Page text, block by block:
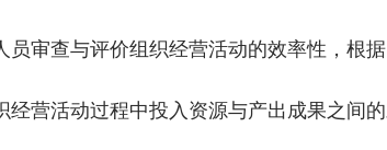
员审查与评价组织经营活动的效率性，根
活动过程中投入资源与产出成果之间的